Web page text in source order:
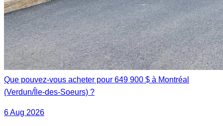
Que pouvez-vous acheter pour 649 900 $ à Montréal
(Verdun/Île-des-Soeurs) ?
6 Aug 2026